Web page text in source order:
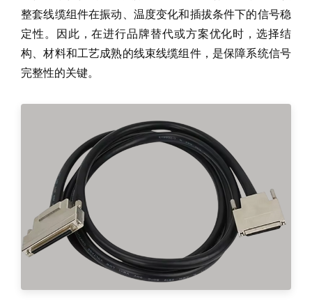
整套线缆组件在振动、温度变化和插拔条件下的信号稳
定性。因此，在进行品牌替代或方案优化时，选择结
构、材料和工艺成熟的线束线缆组件，是保障系统信号
完整性的关键。